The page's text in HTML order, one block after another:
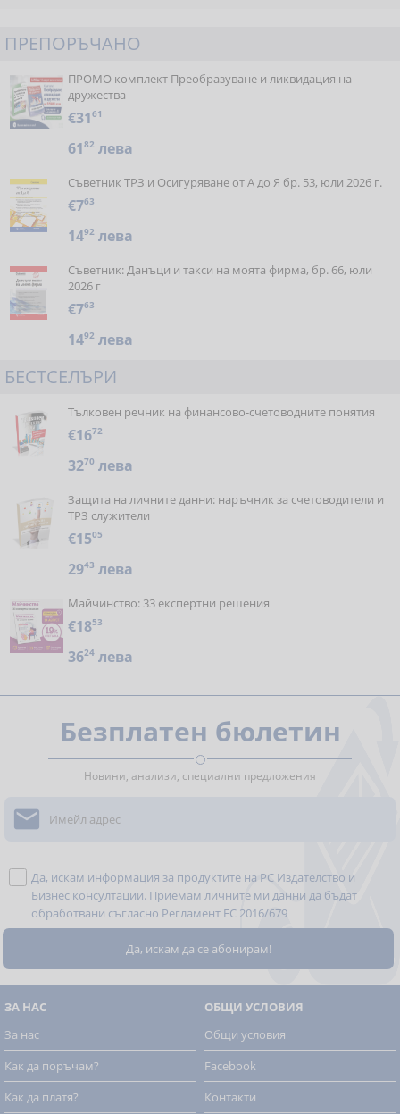
ПРЕПОРЪЧАНО
ПРОМО комплект Преобразуване и ликвидация на
дружества
€3161
6182 лева
Съветник ТРЗ и Осигуряване от А до Я бр. 53, юли 2026 г.
€763
1492 лева
Съветник: Данъци и такси на моята фирма, бр. 66, юли
2026 г
€763
1492 лева
БЕСТСЕЛЪРИ
Тълковен речник на финансово-счетоводните понятия
€1672
3270 лева
Защита на личните данни: наръчник за счетоводители и
ТРЗ служители
€1505
2943 лева
Майчинство: 33 експертни решения
€1853
3624 лева
Безплатен бюлетин
Новини, анализи, специални предложения

Да, искам информация за продуктите на РС Издателство и
Бизнес консултации. Приемам личните ми данни да бъдат
обработвани съгласно Регламент ЕС 2016/679
ЗА НАС
За нас
Как да поръчам?
Как да платя?
ОБЩИ УСЛОВИЯ
Общи условия
Facebook
Контакти